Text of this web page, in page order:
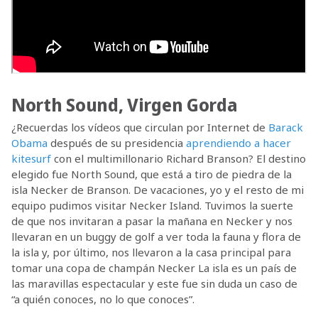
North Sound, Virgen Gorda
¿Recuerdas los vídeos que circulan por Internet de Barack
Obama después de su presidencia aprendiendo a hacer
kitesurfcon el multimillonario Richard Branson? El destino
elegido fue North Sound, que está a tiro de piedra de la
isla Necker de Branson. De vacaciones, yo y el resto de mi
equipo pudimos visitar Necker Island. Tuvimos la suerte
de que nos invitaran a pasar la mañana en Necker y nos
llevaran en un buggy de golf a ver toda la fauna y flora de
la isla y, por último, nos llevaron a la casa principal para
tomar una copa de champán Necker La isla es un país de
las maravillas espectacular y este fue sin duda un caso de
“a quién conoces, no lo que conoces”.